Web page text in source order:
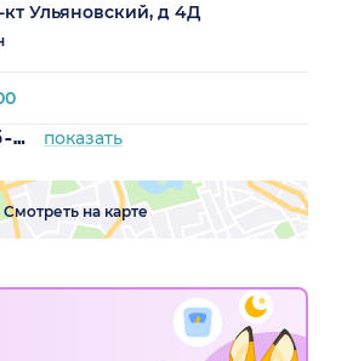
Ульяновский, д 4Д
+7 (391) 205-20-35 показать
Смотреть на карте